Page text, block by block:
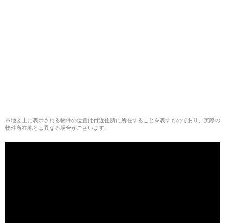
※地図上に表示される物件の位置は付近住所に所在することを表すものであり、実際の
物件所在地とは異なる場合がございます。